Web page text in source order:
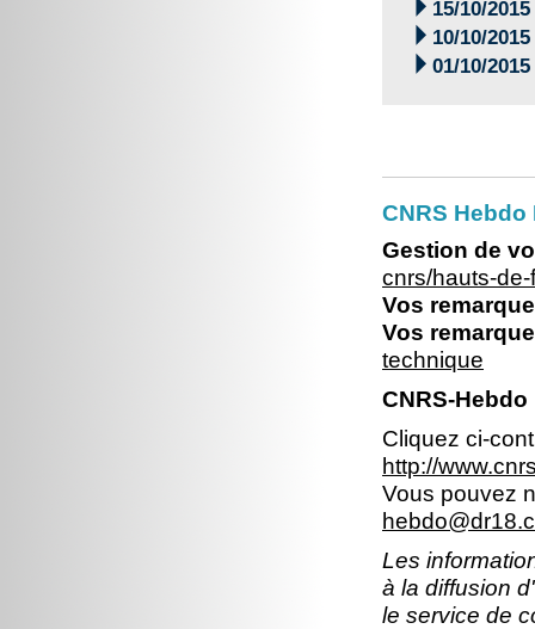
 15/10/2015
 10/10/2015
 01/10/2015
CNRS
Gestion de
cnrs/hauts-
Vos
Vos
technique
CNRS-
Cliquez ci-
http://
Vous pouvez
Les
à la diffusion
le service de